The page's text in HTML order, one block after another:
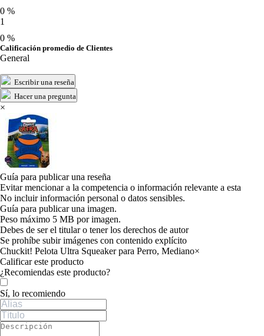
0 %
1
0 %
Calificación promedio de Clientes
General
Escribir una reseña
Hacer una pregunta
×
Guía para publicar una reseña
Evitar mencionar a la competencia o información relevante a esta
No incluir información personal o datos sensibles.
Guía para publicar una imagen.
Peso máximo 5 MB por imagen.
Debes de ser el titular o tener los derechos de autor
Se prohíbe subir imágenes con contenido explícito
Chuckit! Pelota Ultra Squeaker para Perro, Mediano×
Calificar este producto
Tu valoración
¿Recomiendas este producto?
Sí, lo recomiendo